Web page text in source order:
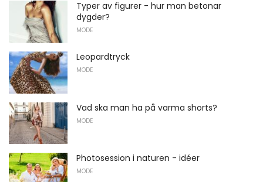
Typer av figurer - hur man betonar
dygder?
MODE
Leopardtryck
MODE
Vad ska man ha på varma shorts?
MODE
Photosession i naturen - idéer
MODE